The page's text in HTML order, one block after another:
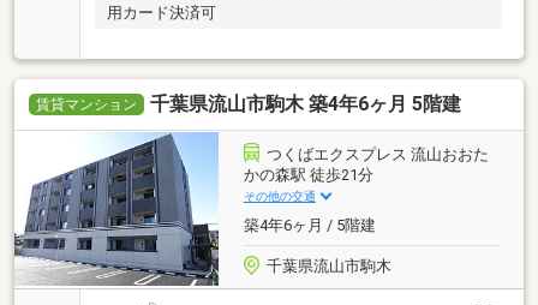
用カード決済可
賃貸マンション 千葉県流山市駒木 築4年6ヶ月 5階建
つくばエクスプレス 流山おおた
かの森駅 徒歩21分
その他の交通
築4年6ヶ月 / 5階建
千葉県流山市駒木